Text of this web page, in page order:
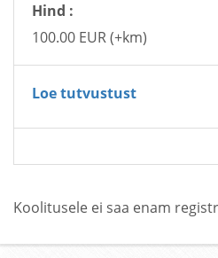
Hind :
100.00 EUR (+km)
Loe tutvustust
Koolitusele ei saa enam